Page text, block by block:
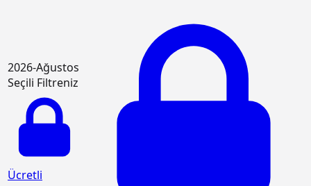
2026-Ağustos
Seçili Filtreniz
Ücretli